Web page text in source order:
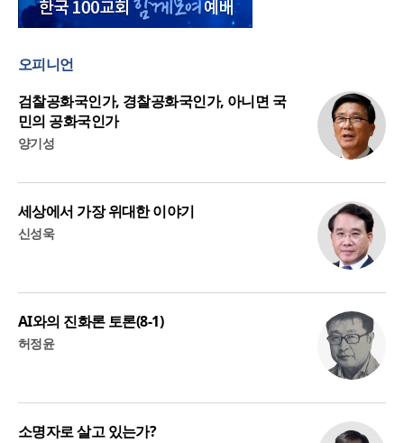
오피니언
검찰공화국인가, 경찰공화국인가, 아니면 국
민의 공화국인가
양기성
세상에서 가장 위대한 이야기
신성욱
AI와의 진화론 토론(8-1)
허정윤
소명자로 살고 있는가?